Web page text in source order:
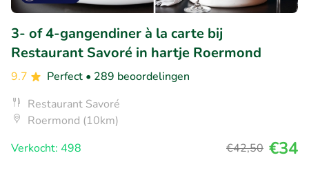
3- of 4-gangendiner à la carte bij
Restaurant Savoré in hartje Roermond
9.7 Perfect • 289 beoordelingen
Restaurant Savoré
Roermond (10km)
Verkocht: 498
€42,50 €34